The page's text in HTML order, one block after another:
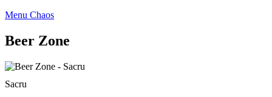
Menu Chaos
Beer Zone
Sacru